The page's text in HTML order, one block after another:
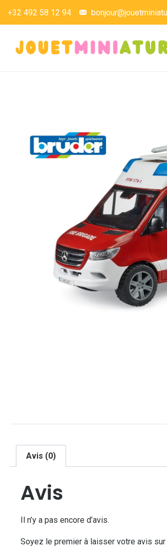
+32 492 58 12 94
Avis (0)
Avis
Il n’y a pas encore d’avis.
Soyez le premier à laisser votre avis sur